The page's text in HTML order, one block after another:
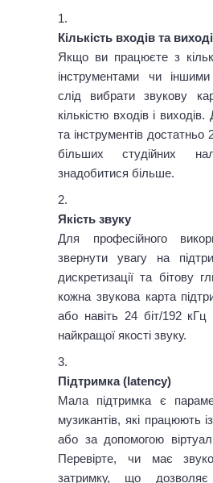
Кількість входів та
Якщо ви працюєте з
інструментами чи іншими
слід вибрати звукову
кількістю входів і
та інструментів
більших студійних
знадобитися більше.
Якість звуку
Для професійного
звернути увагу на
дискретизації та бітову
кожна звукова карта
або навіть 24 біт/192
найкращої якості звуку.
Підтримка (latency)
Мала підтримка є
музикантів, які працюють
або за допомогою
Перевірте, чи має
затримку, що